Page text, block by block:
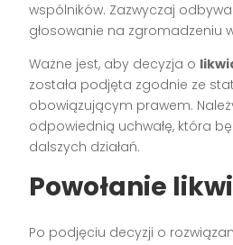
wspólników. Zazwyczaj
głosowanie na zgromadzeniu
Ważne jest, aby decyzja o
została podjęta zgodnie ze
obowiązującym prawem.
odpowiednią uchwałę, która
dalszych działań.
Powołanie
Po podjęciu decyzji o